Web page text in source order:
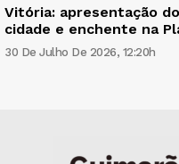
Vitória: apresentação
cidade e enchente na
30 De Julho De 2026, 12:20h